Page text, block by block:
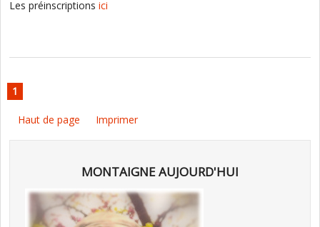
Les préinscriptions ici
1
Haut de page Imprimer
MONTAIGNE AUJOURD'HUI